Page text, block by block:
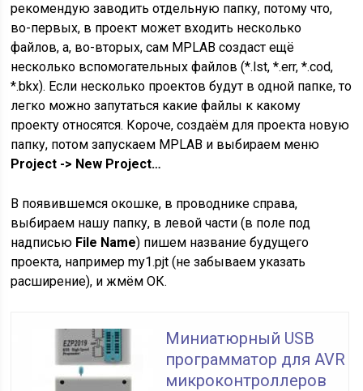
рекомендую заводить отдельную папку, потому что,
во-первых, в проект может входить несколько
файлов, а, во-вторых, сам MPLAB создаст ещё
несколько вспомогательных файлов (*.lst, *.err, *.cod,
*.bkx). Если несколько проектов будут в одной папке, то
легко можно запутаться какие файлы к какому
проекту относятся. Короче, создаём для проекта новую
папку, потом запускаем MPLAB и выбираем меню
Project -> New Project…
В появившемся окошке, в проводнике справа,
выбираем нашу папку, в левой части (в поле под
надписью File Name) пишем название будущего
проекта, например my1.pjt (не забываем указать
расширение), и жмём ОК.
Миниатюрный USB
программатор для AVR
микроконтроллеров